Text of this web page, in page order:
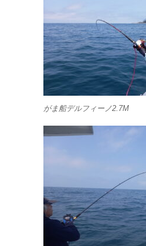
がま船デルフィーノ2.7M